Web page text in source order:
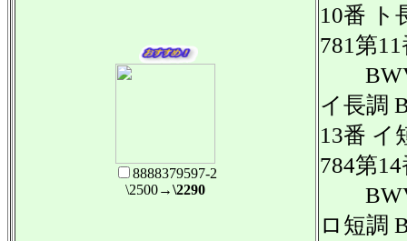
8888379597-2
\2500→\2290
10番 ト
781第
BWV
イ長調
13番 イ
784第
BWV
ロ短調